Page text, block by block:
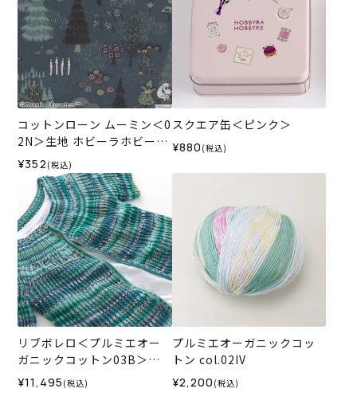
コットンローン ムーミン＜0
2N＞生地 ホビーラホビーレ
デザインコレクション
¥352 (税込)
スクエア缶＜ピンク＞
¥880 (税込)
リブボレロ＜プルミエオー
ガニックコットン03B＞
（編み物 材料セット）
¥11,495 (税込)
プルミエオーガニックコッ
トン col.02IV
¥2,200 (税込)